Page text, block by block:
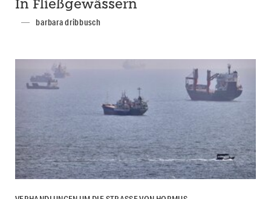
In Fließgewässern
barbara dribbusch